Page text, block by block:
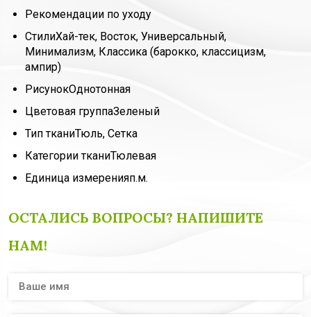
Рекомендации по уходу
СтилиХай-тек, Восток, Универсальный,
Минимализм, Классика (барокко, классицизм,
ампир)
РисунокОднотонная
Цветовая группаЗеленый
Тип тканиТюль, Сетка
Категории тканиТюлевая
Единица измеренияп.м.
ОСТАЛИСЬ ВОПРОСЫ? НАПИШИТЕ
НАМ!